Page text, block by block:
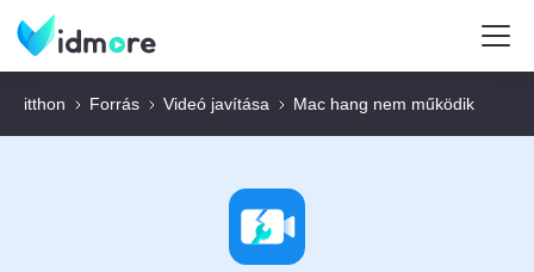
itthon Forrás Videó javítása Mac hang nem működik